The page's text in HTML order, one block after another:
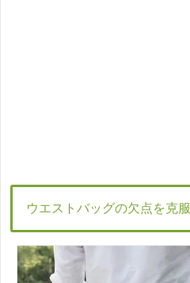
ウエストバッグの欠点を克服